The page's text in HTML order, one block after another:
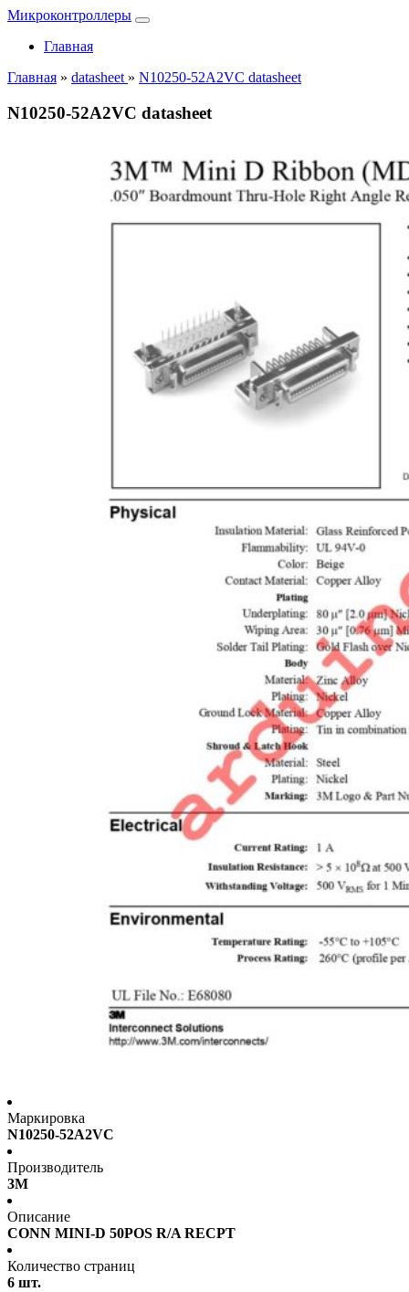
Микроконтроллеры
Главная
Главная » datasheet » N10250-52A2VC datasheet
N10250-52A2VC datasheet
Маркировка
N10250-52A2VC
Производитель
3M
Описание
CONN MINI-D 50POS R/A RECPT
Количество страниц
6 шт.